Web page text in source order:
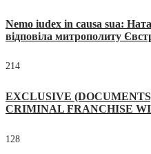
Nemo iudex in causa sua:
відповіла митрополиту
214
EXCLUSIVE
CRIMINAL FRANCHISE
128